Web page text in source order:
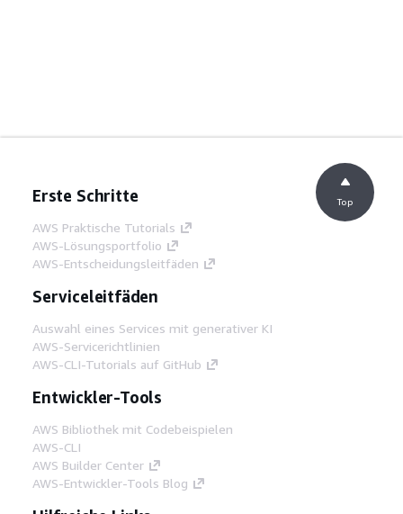
Erste Schritte
AWS Praktische Tutorials
AWS-Lösungsportfolio
AWS-Entscheidungsleitfäden
Serviceleitfäden
Auswahl eines Services mit generativer KI
AWS-Servicerichtlinien
AWS-CLI-Tutorials auf GitHub
Entwickler-Tools
AWS Bibliothek mit Codebeispielen
AWS-CLI
AWS Builder Center
AWS-Entwickler-Tools Blog
Top